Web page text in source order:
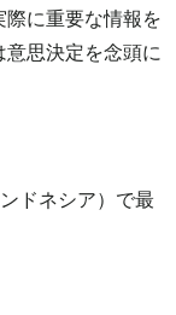
に重要な情報を
思決定を念頭に
ドネシア）で最